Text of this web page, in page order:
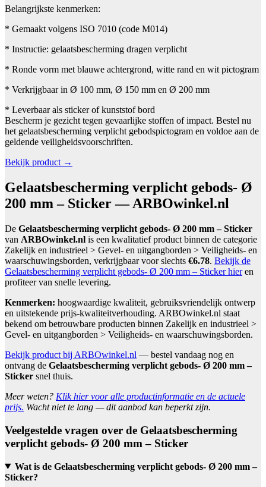
Belangrijkste kenmerken:
* Gemaakt volgens ISO 7010 (code M014)
* Instructie: gelaatsbescherming dragen verplicht
* Ronde vorm met blauwe achtergrond, witte rand en wit pictogram
* Verkrijgbaar in Ø 100 mm, Ø 150 mm en Ø 200 mm
* Leverbaar als sticker of kunststof bord
Bescherm je gezicht tegen gevaarlijke stoffen of impact. Bestel nu
het gelaatsbescherming verplicht gebodspictogram en voldoe aan de
geldende veiligheidsvoorschriften.
Bekijk product →
Gelaatsbescherming verplicht gebods- Ø
200 mm – Sticker — ARBOwinkel.nl
De Gelaatsbescherming verplicht gebods- Ø 200 mm – Sticker
van ARBOwinkel.nl is een kwalitatief product binnen de categorie
Zakelijk en industrieel > Gevel- en uitgangborden > Veiligheids- en
waarschuwingsborden, verkrijgbaar voor slechts €6.78. Bekijk de
Gelaatsbescherming verplicht gebods- Ø 200 mm – Sticker hieren
profiteer van snelle levering.
Kenmerken: hoogwaardige kwaliteit, gebruiksvriendelijk ontwerp
en uitstekende prijs-kwaliteitverhouding. ARBOwinkel.nl staat
bekend om betrouwbare producten binnen Zakelijk en industrieel >
Gevel- en uitgangborden > Veiligheids- en waarschuwingsborden.
Bekijk product bij ARBOwinkel.nl — bestel vandaag nog en
ontvang de Gelaatsbescherming verplicht gebods- Ø 200 mm –
Sticker snel thuis.
Meer weten? Klik hier voor alle productinformatie en de actuele
prijs. Wacht niet te lang — dit aanbod kan beperkt zijn.
Veelgestelde vragen over de Gelaatsbescherming
verplicht gebods- Ø 200 mm – Sticker
Wat is de Gelaatsbescherming verplicht gebods- Ø 200 mm –
Sticker?